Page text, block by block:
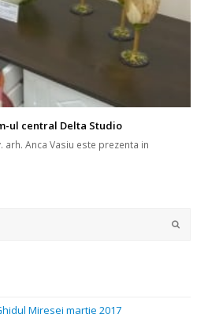
ul central Delta Studio
arh. Anca Vasiu este prezenta in
Submit
Miresei martie 2017